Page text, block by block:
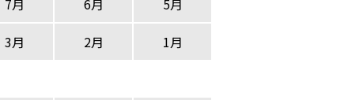
7月 6月
5月
3月 2月
1月